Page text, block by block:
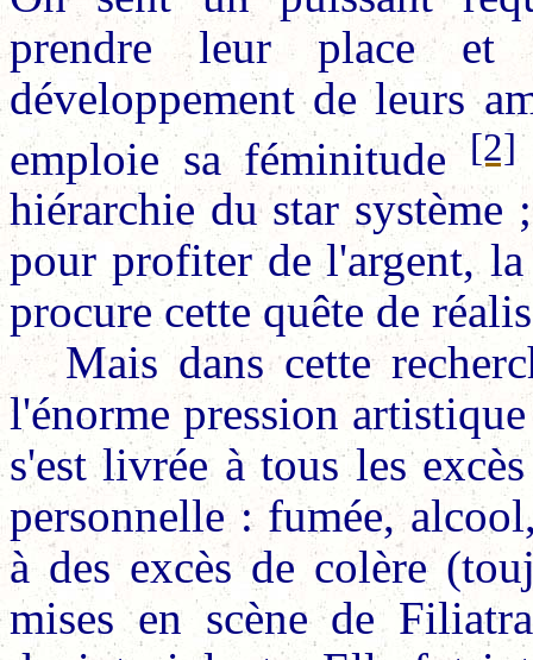
prendre leur place
développement de leurs
emploie sa féminitude [2]
hiérarchie du star système
pour profiter de l'argent,
procure cette quête de
Mais dans cette
l'énorme pression
s'est livrée à tous les
personnelle : fumée,
à des excès de colère
mises en scène de